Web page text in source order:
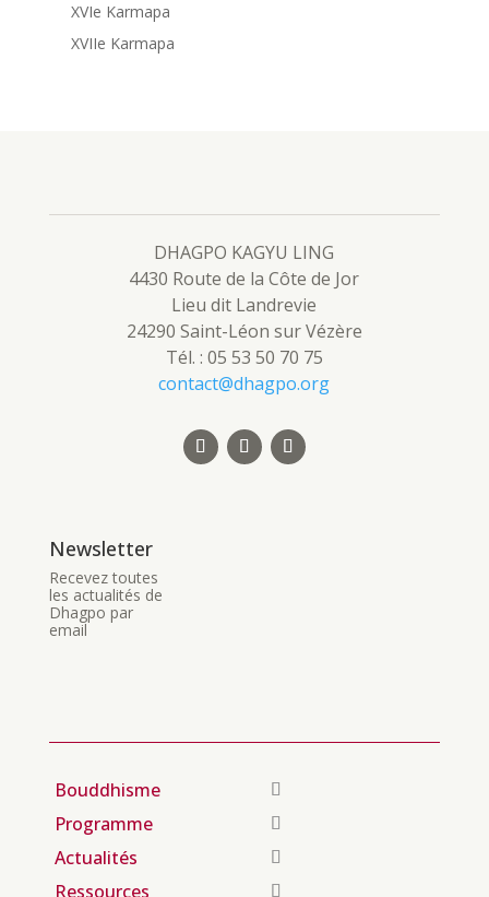
XVIe Karmapa
XVIIe Karmapa
DHAGPO KAGYU LING
4430 Route de la Côte de Jor
Lieu dit Landrevie
24290 Saint-Léon sur Vézère
Tél. : 05 53 50 70 75
contact@dhagpo.org
Newsletter
Recevez toutes
les actualités de
Dhagpo par
email
Bouddhisme
Programme
Actualités
Ressources